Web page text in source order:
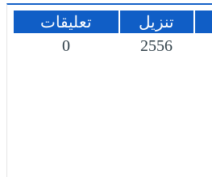
تنزيل
تعليقات
2556
0